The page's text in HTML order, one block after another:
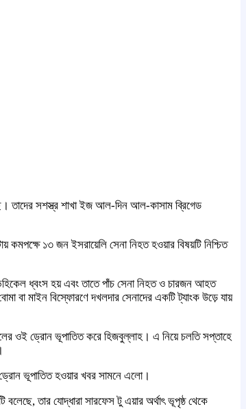
তাদের সশস্ত্র শাখা ইজ আল-দিন আল-কাসাম ব্রিগেড
কমপক্ষে ১৩ জন ইসরায়েলি সেনা নিহত হওয়ার বিষয়টি নিশ্চিত
ধ্বংস হয় এবং তাতে পাঁচ সেনা নিহত ও চারজন আহত
বা মাইন বিস্ফোরণে দখলদার সেনাদের একটি ট্যাংক উড়ে যায়
ওই ড্রোন ভূপাতিত করে হিজবুল্লাহ। এ নিয়ে চলতি সপ্তাহে
ড্রোন ভূপাতিত হওয়ার খবর সামনে এলো।
তার যোদ্ধারা সারফেস টু এয়ার অর্থাৎ ভূপৃষ্ঠ থেকে